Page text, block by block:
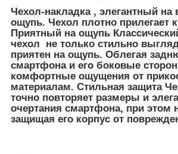
Чехол-накладка , элегантный на
ощупь. Чехол плотно прилегает
Приятный на ощупь
чехол не только стильно
приятен на ощупь. Облегая
смартфона и его боковые
комфортные ощущения от
материалам. Стильная защита
точно повторяет размеры и
очертания смартфона, при этом
защищая его корпус от